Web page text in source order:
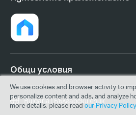
Общи условия
Bulgaria | Български език
We use cookies and browser activity to
personalize content and ads, and analyze
more details, please read our Privacy Policy